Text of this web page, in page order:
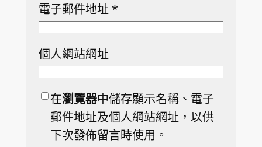
電子郵件地址 *
個人網站網址
在瀏覽器中儲存顯示名稱、電子
郵件地址及個人網站網址，以供
下次發佈留言時使用。